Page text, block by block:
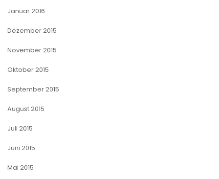
Januar 2016
Dezember 2015
November 2015
Oktober 2015
September 2015
August 2015
Juli 2015
Juni 2015
Mai 2015